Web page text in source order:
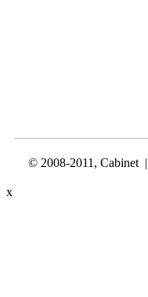
© 2008-2011, Cabinet |
x